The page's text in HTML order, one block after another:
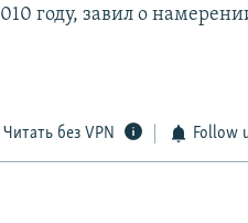
году, завил о
Читать без VPN Follow